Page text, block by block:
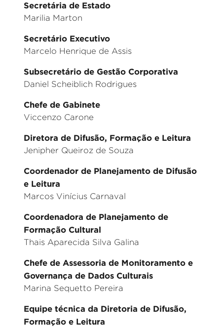
Secretária de Estado
Marilia Marton
Secretário Executivo
Marcelo Henrique de Assis
Subsecretário de Gestão Corporativa
Daniel Scheiblich Rodrigues
Chefe de Gabinete
Viccenzo Carone
Diretora de Difusão, Formação e Leitura
Jenipher Queiroz de Souza
Coordenador de Planejamento de Difusão
e Leitura
Marcos Vinícius Carnaval
Coordenadora de Planejamento de
Formação Cultural
Thais Aparecida Silva Galina
Chefe de Assessoria de Monitoramento e
Governança de Dados Culturais
Marina Sequetto Pereira
Equipe técnica da Diretoria de Difusão,
Formação e Leitura